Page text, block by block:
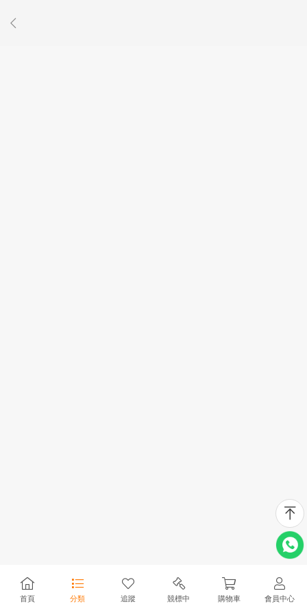
首頁 分類 追蹤 競標中 購物車 會員中心